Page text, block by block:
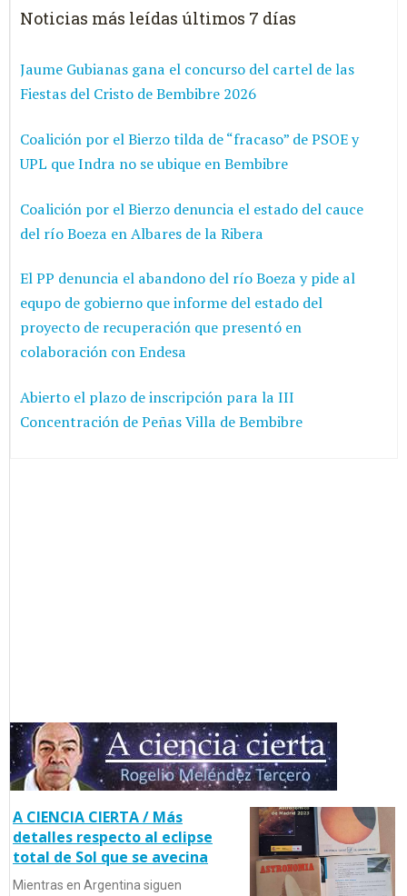
Noticias más leídas últimos 7 días
Jaume Gubianas gana el concurso del cartel de las
Fiestas del Cristo de Bembibre 2026
Coalición por el Bierzo tilda de “fracaso” de PSOE y
UPL que Indra no se ubique en Bembibre
Coalición por el Bierzo denuncia el estado del cauce
del río Boeza en Albares de la Ribera
El PP denuncia el abandono del río Boeza y pide al
equpo de gobierno que informe del estado del
proyecto de recuperación que presentó en
colaboración con Endesa
Abierto el plazo de inscripción para la III
Concentración de Peñas Villa de Bembibre
A CIENCIA CIERTA / Más
detalles respecto al eclipse
total de Sol que se avecina
Mientras en Argentina siguen